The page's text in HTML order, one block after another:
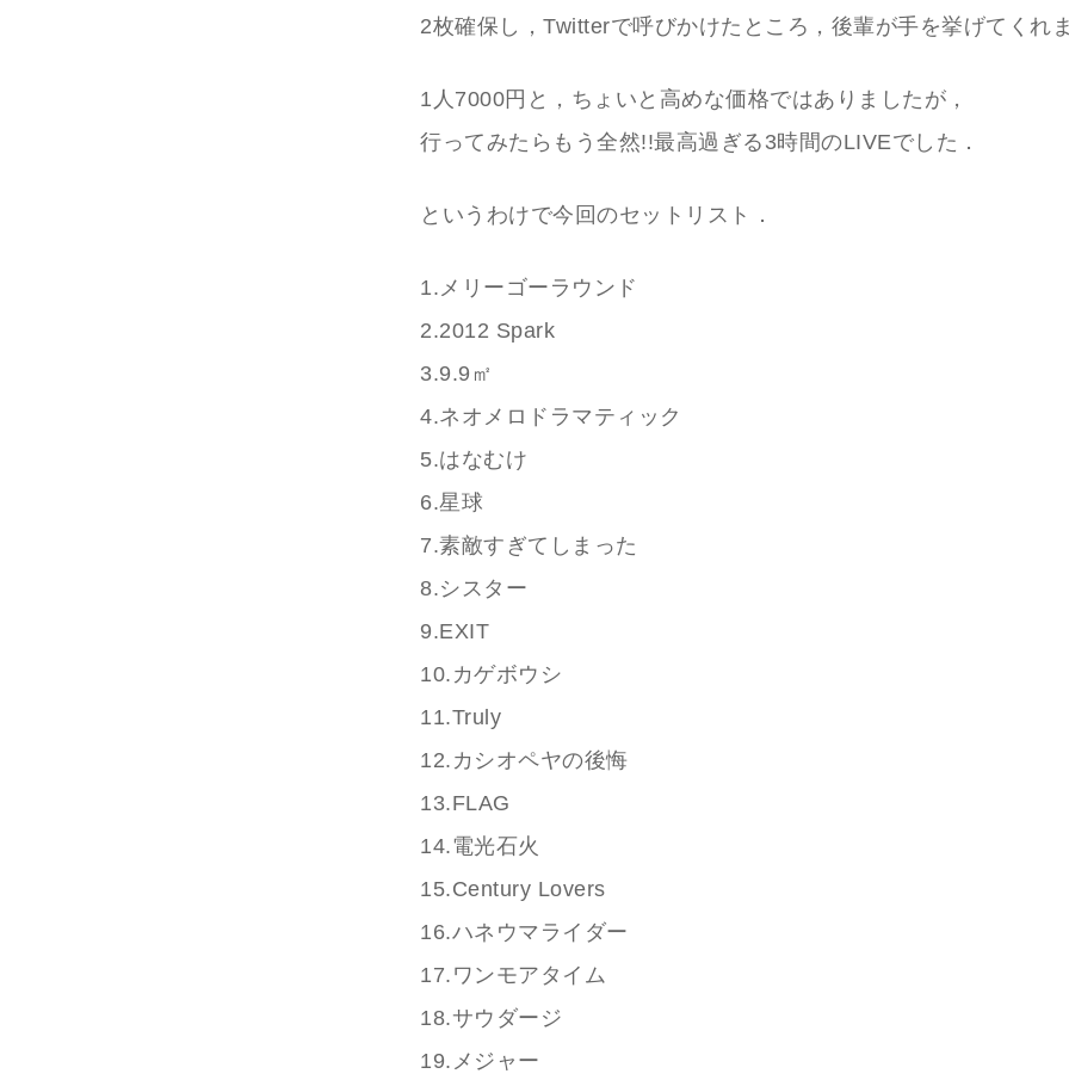
2枚確保し，Twitterで呼びかけたところ，後輩が手を挙げてくれ
1人7000円と，ちょいと高めな価格ではありましたが，
行ってみたらもう全然!!最高過ぎる3時間のLIVEでした．
というわけで今回のセットリスト．
1.メリーゴーラウンド
2.2012 Spark
3.9.9㎡
4.ネオメロドラマティック
5.はなむけ
6.星球
7.素敵すぎてしまった
8.シスター
9.EXIT
10.カゲボウシ
11.Truly
12.カシオペヤの後悔
13.FLAG
14.電光石火
15.Century Lovers
16.ハネウマライダー
17.ワンモアタイム
18.サウダージ
19.メジャー